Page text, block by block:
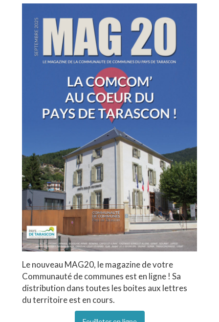
Le nouveau MAG20, le magazine de votre
Communauté de communes est en ligne ! Sa
distribution dans toutes les boites aux lettres
du territoire est en cours.